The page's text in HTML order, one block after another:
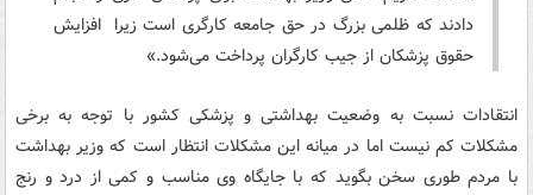
دادند که ظلمی بزرگ در حق جامعه کارگری است زیرا افزایش
حقوق پزشکان از جیب کارگران پرداخت می‌شود.»
انتقادات نسبت به وضعیت بهداشتی و پزشکی کشور با توجه به برخی
مشکلات کم نیست اما در میانه این مشکلات انتظار است که وزیر بهداشت
با مردم طوری سخن بگوید که با جایگاه وی مناسب و کمی از درد و رنج